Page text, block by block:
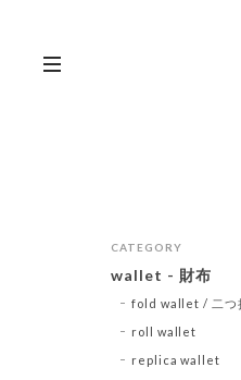
CATEGORY
wallet - 財布
fold wallet / 二つ
roll wallet
replica wallet